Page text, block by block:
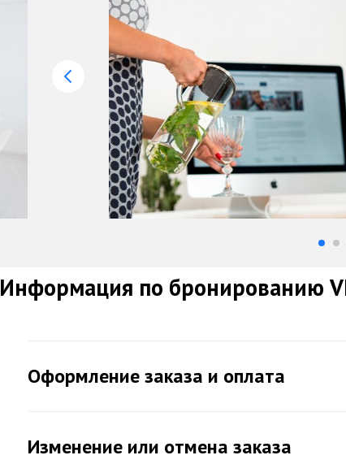
Информация по бронированию
Оформление заказа и оплата
Изменение или отмена заказа